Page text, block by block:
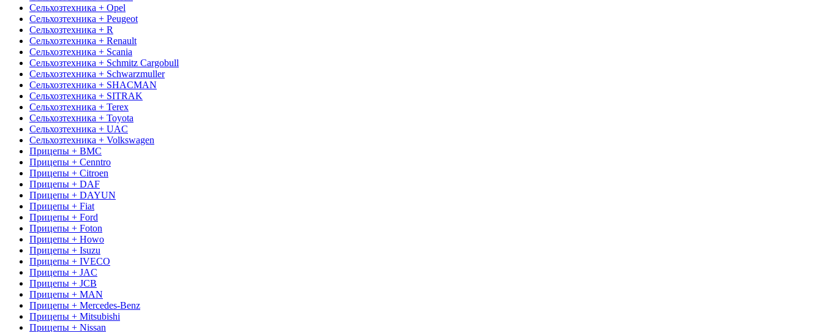
Сельхозтехника + Opel
Сельхозтехника + Peugeot
Сельхозтехника + R
Сельхозтехника + Renault
Сельхозтехника + Scania
Сельхозтехника + Schmitz Cargobull
Сельхозтехника + Schwarzmuller
Сельхозтехника + SHACMAN
Сельхозтехника + SITRAK
Сельхозтехника + Terex
Сельхозтехника + Toyota
Сельхозтехника + UAC
Сельхозтехника + Volkswagen
Прицепы + BMC
Прицепы + Cenntro
Прицепы + Citroen
Прицепы + DAF
Прицепы + DAYUN
Прицепы + Fiat
Прицепы + Ford
Прицепы + Foton
Прицепы + Howo
Прицепы + Isuzu
Прицепы + IVECO
Прицепы + JAC
Прицепы + JCB
Прицепы + MAN
Прицепы + Mercedes-Benz
Прицепы + Mitsubishi
Прицепы + Nissan